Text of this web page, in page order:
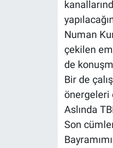
Numan
çekilen
de
Bir de
önergeleri
Aslında
Son